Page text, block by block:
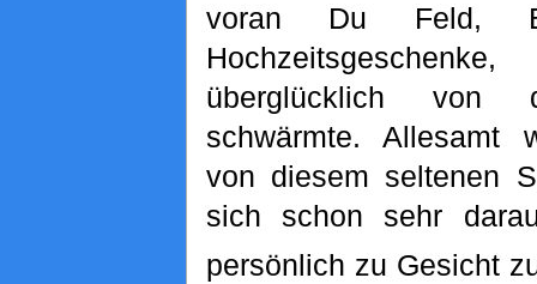
voran Du Feld,
überglücklich von
schwärmte. Allesamt
von diesem seltenen
sich schon sehr
persönlich zu Gesicht